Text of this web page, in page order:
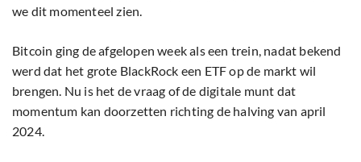
we dit momenteel zien.
Bitcoin ging de afgelopen week als een trein, nadat bekend
werd dat het grote BlackRock een ETF op de markt wil
brengen. Nu is het de vraag of de digitale munt dat
momentum kan doorzetten richting de halving van april
2024.